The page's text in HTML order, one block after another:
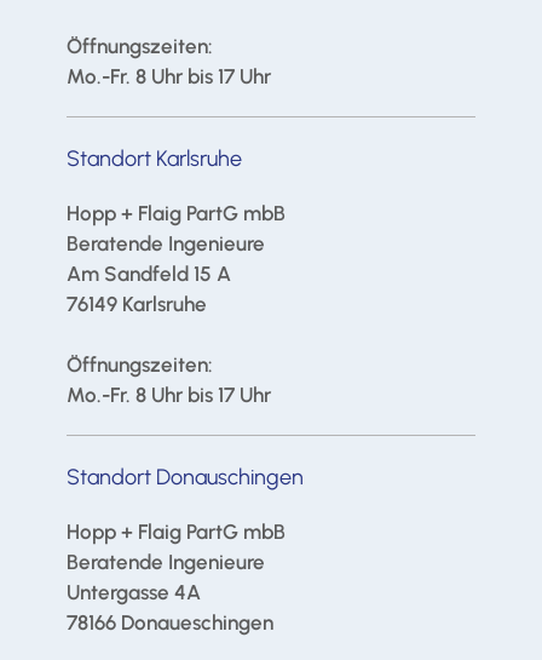
Öffnungszeiten:
Mo.-Fr. 8 Uhr bis 17 Uhr
Standort Karlsruhe
Hopp + Flaig PartG mbB
Beratende Ingenieure
Am Sandfeld 15 A
76149 Karlsruhe
Öffnungszeiten:
Mo.-Fr. 8 Uhr bis 17 Uhr
Standort Donauschingen
Hopp + Flaig PartG mbB
Beratende Ingenieure
Untergasse 4A
78166 Donaueschingen